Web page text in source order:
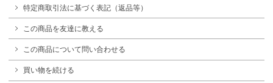
特定商取引法に基づく表記（返品等）
この商品を友達に教える
この商品について問い合わせる
買い物を続ける